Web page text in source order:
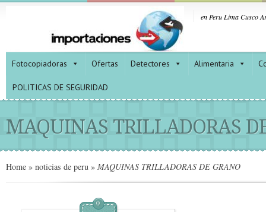
en Peru Lima Cusco
Fotocopiadoras Ofertas Detectores Alimentaria
POLITICAS DE SEGURIDAD
MAQUINAS TRILLADORAS
Home » noticias de peru » MAQUINAS TRILLADORAS DE GRANO
0